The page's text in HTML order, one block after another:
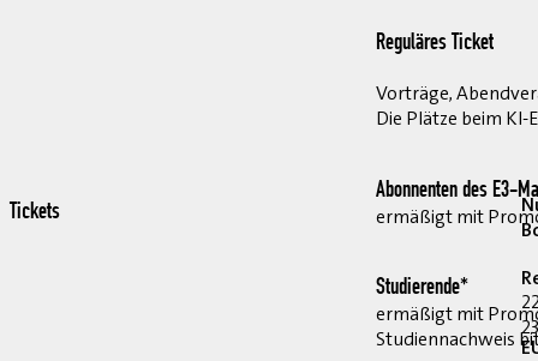
Reguläres Ticket
Vorträge,
Die Plätze beim
Abonnenten des E3-
ermäßigt mit
Studierende*
ermäßigt mit
Studiennachweis
Tickets